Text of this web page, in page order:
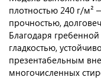
плотностью 240 г/
прочностью,
Благодаря
гладкостью,
презентабельным
многочисленных